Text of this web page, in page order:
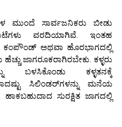
ಮುಂದೆ ಸಾರ್ವಜನಿಕರು ಬೀಡು
ವರದಿಯಾಗಿವೆ. ಇಂತಹ
ಅಥವಾ ಹೊರಭಾಗದಲ್ಲಿ
ಜಾಗರೂಕರಾಗಿರಬೇಕು. ಕಳ್ಳರು
ಬಳಸಿಕೊಂಡು ಕಳ್ಳತನಕ್ಕೆ
ಸಿಲಿಂಡರ್‌ಗಳನ್ನು ಮನೆಯ
ಸುರಕ್ಷಿತ ಜಾಗದಲ್ಲಿ